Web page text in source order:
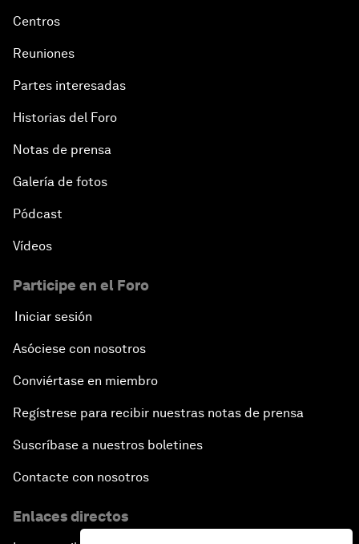
Centros
Reuniones
Partes interesadas
Historias del Foro
Notas de prensa
Galería de fotos
Pódcast
Vídeos
Participe en el Foro
Iniciar sesión
Asóciese con nosotros
Conviértase en miembro
Regístrese para recibir nuestras notas de prensa
Suscríbase a nuestros boletines
Contacte con nosotros
Enlaces directos